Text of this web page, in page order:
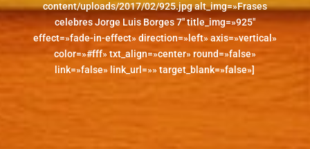
content/uploads/2017/02/925.jpg alt_img=»Frases
celebres Jorge Luis Borges 7″ title_img=»925″
effect=»fade-in-effect» direction=»left» axis=»vertical»
color=»#fff» txt_align=»center» round=»false»
link=»false» link_url=»» target_blank=»false»]